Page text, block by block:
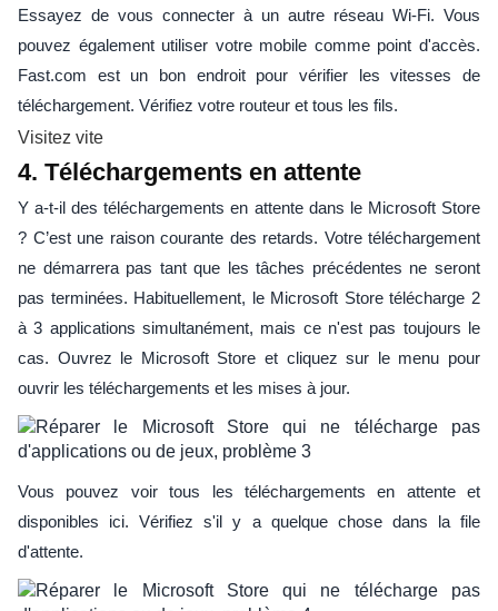
Essayez de vous connecter à un autre réseau Wi-Fi. Vous
pouvez également utiliser votre mobile comme point d'accès.
Fast.com est un bon endroit pour vérifier les vitesses de
téléchargement. Vérifiez votre routeur et tous les fils.
Visitez vite
4. Téléchargements en attente
Y a-t-il des téléchargements en attente dans le Microsoft Store
? C’est une raison courante des retards. Votre téléchargement
ne démarrera pas tant que les tâches précédentes ne seront
pas terminées. Habituellement, le Microsoft Store télécharge 2
à 3 applications simultanément, mais ce n'est pas toujours le
cas. Ouvrez le Microsoft Store et cliquez sur le menu pour
ouvrir les téléchargements et les mises à jour.
Vous pouvez voir tous les téléchargements en attente et
disponibles ici. Vérifiez s'il y a quelque chose dans la file
d'attente.